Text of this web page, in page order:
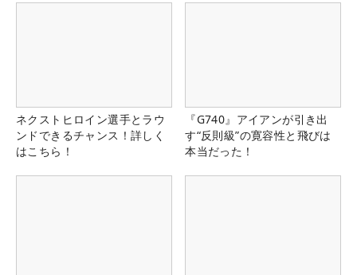
ネクストヒロイン選手とラウ
ンドできるチャンス！詳しく
はこちら！
『G740』アイアンが引き出
す“反則級”の寛容性と飛びは
本当だった！